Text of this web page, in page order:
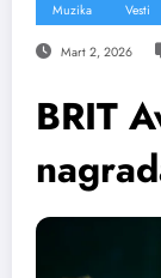
Muzika Vesti
Mart 2, 2026
BRIT